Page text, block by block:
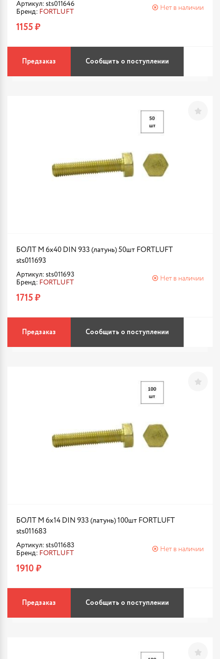
Артикул: sts011646
Бренд: FORTLUFT
Нет в наличии
1155 ₽
Предзаказ Сообщить о поступлении
БОЛТ М 6х40 DIN 933 (латунь) 50шт FORTLUFT
sts011693
Артикул: sts011693
Бренд: FORTLUFT
Нет в наличии
1715 ₽
Предзаказ Сообщить о поступлении
БОЛТ М 6х14 DIN 933 (латунь) 100шт FORTLUFT
sts011683
Артикул: sts011683
Бренд: FORTLUFT
Нет в наличии
1910 ₽
Предзаказ Сообщить о поступлении